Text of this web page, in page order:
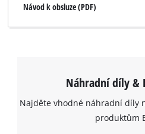
Návod k obsluze (PDF)
Náhradní díly &
Najděte vhodné náhradní díly
produktům